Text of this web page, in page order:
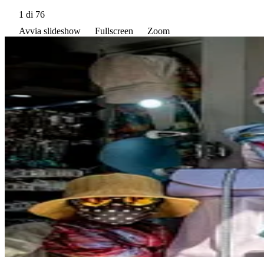
1 di 76
Avvia slideshow
Fullscreen Zoom